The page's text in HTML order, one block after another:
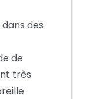
des
de
très